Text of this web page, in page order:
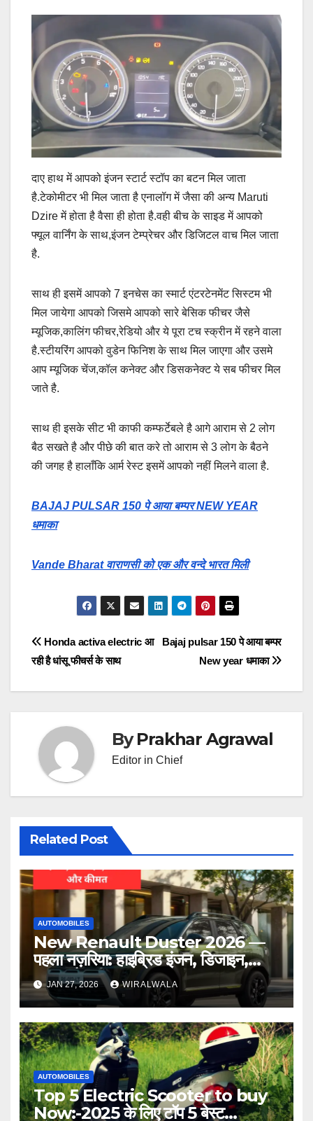
दाए हाथ में आपको इंजन स्टार्ट स्टॉप का बटन मिल जाता
है.टेकोमीटर भी मिल जाता है एनालॉग में जैसा की अन्य Maruti
Dzire में होता है वैसा ही होता है.वही बीच के साइड में आपको
फ्यूल वार्निंग के साथ,इंजन टेम्प्रेचर और डिजिटल वाच मिल जाता
है.
साथ ही इसमें आपको 7 इनचेस का स्मार्ट एंटरटेनमेंट सिस्टम भी
मिल जायेगा आपको जिसमे आपको सारे बेसिक फीचर जैसे
म्यूजिक,कालिंग फीचर,रेडियो और ये पूरा टच स्क्रीन में रहने वाला
है.स्टीयरिंग आपको वुडेन फिनिश के साथ मिल जाएगा और उसमे
आप म्यूजिक चेंज,कॉल कनेक्ट और डिसकनेक्ट ये सब फीचर मिल
जाते है.
साथ ही इसके सीट भी काफी कम्फर्टेबले है आगे आराम से 2 लोग
बैठ सखते है और पीछे की बात करे तो आराम से 3 लोग के बैठने
की जगह है हालाँकि आर्म रेस्ट इसमें आपको नहीं मिलने वाला है.
BAJAJ PULSAR 150 पे आया बम्पर NEW YEAR
धमाका
Vande Bharat वाराणसी को एक और वन्दे भारत मिली
Post
navigation
Bajaj pulsar 150 पे आया बम्पर
New year धमाका
Honda activa electric आ
रही है धांसू फीचर्स के साथ
ByPrakhar Agrawal
Editor in Chief
Related Post
AUTOMOBILES
New Renault Duster 2026 —
पहला नज़रिया: हाइब्रिड इंजन, डिजाइन,
लॉन्च और कीमत
JAN 27, 2026 WIRALWALA
AUTOMOBILES
Top 5 Electric Scooter to buy
Now:-2025 के लिए टॉप 5 बेस्ट